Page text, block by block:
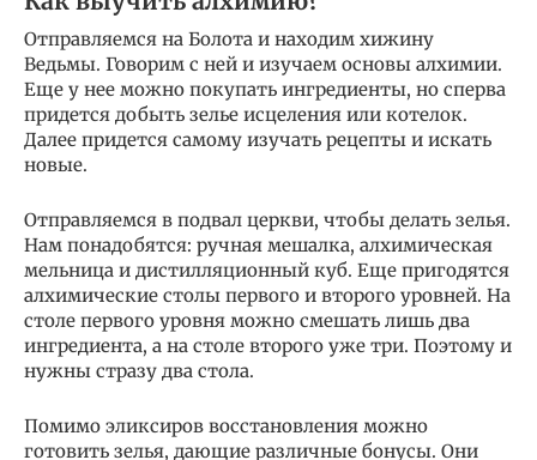
Отправляемся на Болота и находим хижину
Ведьмы. Говорим с ней и изучаем основы алхимии.
Еще у нее можно покупать ингредиенты, но сперва
придется добыть зелье исцеления или котелок.
Далее придется самому изучать рецепты и искать
новые.
Отправляемся в подвал церкви, чтобы делать зелья.
Нам понадобятся: ручная мешалка, алхимическая
мельница и дистилляционный куб. Еще пригодятся
алхимические столы первого и второго уровней. На
столе первого уровня можно смешать лишь два
ингредиента, а на столе второго уже три. Поэтому и
нужны стразу два стола.
Помимо эликсиров восстановления можно
готовить зелья, дающие различные бонусы. Они